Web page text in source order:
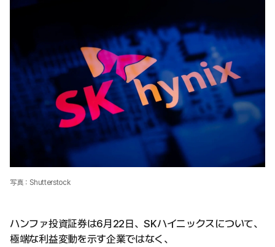
写真：Shutterstock
ハンファ投資証券は6月22日、SKハイニックスについて、
極端な利益変動を示す企業ではなく、